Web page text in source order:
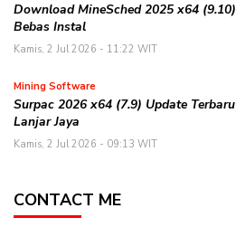
Download MineSched 2025 x64 (9.10)
Bebas Instal
Kamis, 2 Jul 2026 - 11:22 WIT
Mining Software
Surpac 2026 x64 (7.9) Update Terbaru
Lanjar Jaya
Kamis, 2 Jul 2026 - 09:13 WIT
CONTACT ME